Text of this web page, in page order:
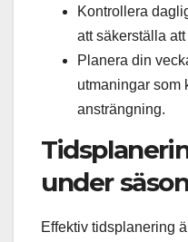
Kontrollera
att säkerställa
Planera din
utmaningar som
ansträngning.
under
Effektiv tidsplanering